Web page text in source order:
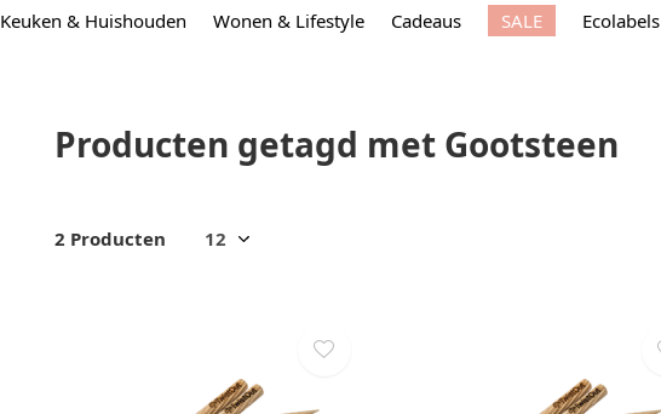
Keuken & Huishouden Wonen & Lifestyle Cadeaus SALE Ecolabels
Producten getagd met Gootsteen
2 Producten